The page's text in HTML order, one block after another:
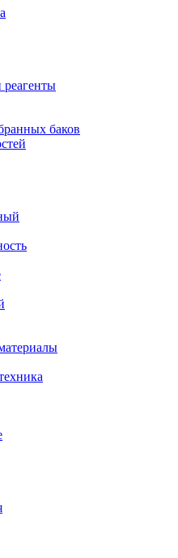
баков